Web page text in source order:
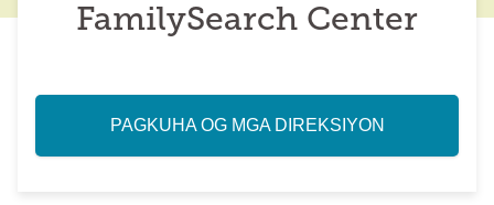
FamilySearch Center
PAGKUHA OG MGA DIREKSIYON